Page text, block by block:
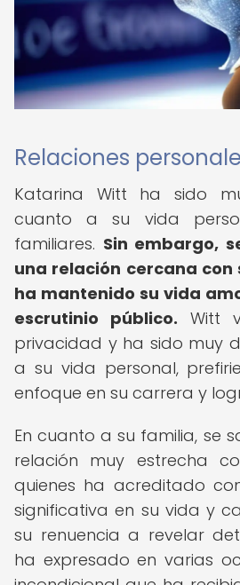
Relaciones
Katarina Witt ha sido
cuanto a su vida
familiares. Sin embargo,
una relación cercana con
ha mantenido su vida
escrutinio público. Witt
privacidad y ha sido muy
a su vida personal,
enfoque en su carrera y
En cuanto a su familia, se
relación muy estrecha
quienes ha acreditado
significativa en su vida y
su renuencia a revelar
ha expresado en varias